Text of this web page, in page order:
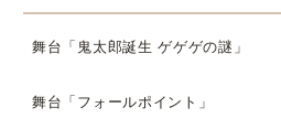
舞台「鬼太郎誕生 ゲゲゲの謎」
舞台「フォールポイント」